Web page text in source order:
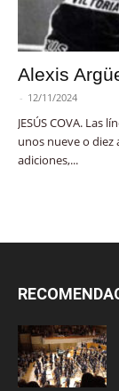
Alexis
- 12/11/2024
JESÚS COVA. Las
unos nueve o diez
adiciones,...